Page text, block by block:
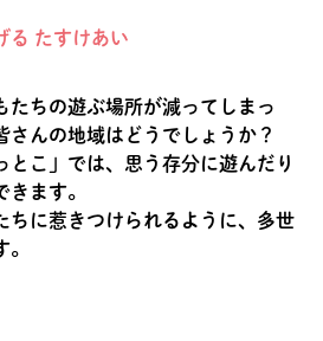
る たすけあい
たちの遊ぶ場所が減ってしまっ
さんの地域はどうでしょうか？
とこ」では、思う存分に遊んだり
ます。
ちに惹きつけられるように、多世